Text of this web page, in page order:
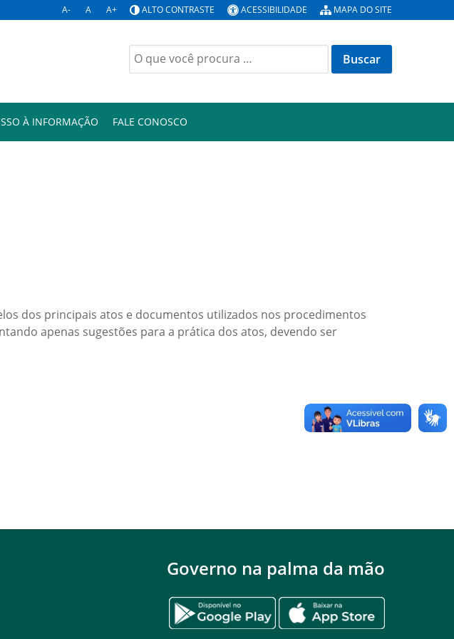
A- A A+ ALTO CONTRASTE ACESSIBILIDADE MAPA DO SITE
Buscar
por:
À INFORMAÇÃO FALE CONOSCO
dos principais atos e documentos utilizados nos procedimentos
apenas sugestões para a prática dos atos, devendo ser
Governo na palma da mão